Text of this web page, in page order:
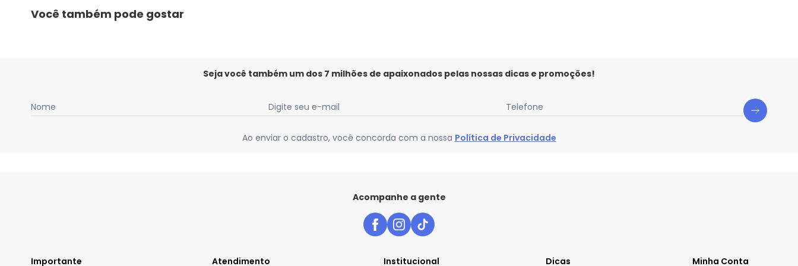
Você também pode gostar
Seja você também um dos 7 milhões de apaixonados pelas nossas dicas e promoções!
Nome Digite seu e-mail Telefone
Ao enviar o cadastro, você concorda com a nossa Política de Privacidade
Acompanhe a gente
Importante Atendimento Institucional Dicas Minha Conta